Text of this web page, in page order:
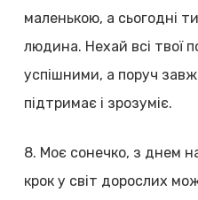
маленькою, а сьогодні
людина. Нехай всі твої
успішними, а поруч
підтримає і зрозуміє.
8. Моє сонечко, з днем
крок у світ дорослих